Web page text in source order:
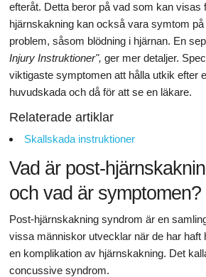
efteråt. Detta beror på vad som kan
hjärnskakning kan också vara symtom på
problem, såsom blödning i hjärnan. En
Injury Instruktioner", ger mer detaljer.
viktigaste symptomen att hålla utkik efter
huvudskada och då för att se en läkare.
Relaterade artiklar
Skallskada instruktioner
Vad är post-
och vad är symptomen?
Post-hjärnskakning syndrom är en
vissa människor utvecklar när de har haft
en komplikation av hjärnskakning. Det
concussive syndrom.